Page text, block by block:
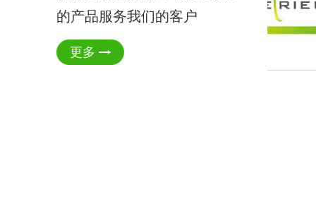
的产品服务我们的客户
更多